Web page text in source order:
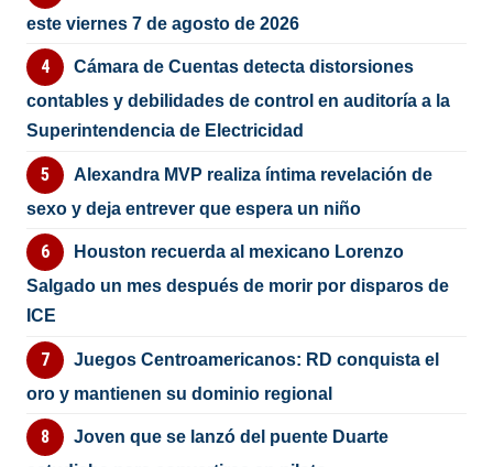
este viernes 7 de agosto de 2026
Cámara de Cuentas detecta distorsiones
contables y debilidades de control en auditoría a la
Superintendencia de Electricidad
Alexandra MVP realiza íntima revelación de
sexo y deja entrever que espera un niño
Houston recuerda al mexicano Lorenzo
Salgado un mes después de morir por disparos de
ICE
Juegos Centroamericanos: RD conquista el
oro y mantienen su dominio regional
Joven que se lanzó del puente Duarte